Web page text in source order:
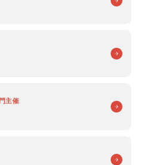
主催